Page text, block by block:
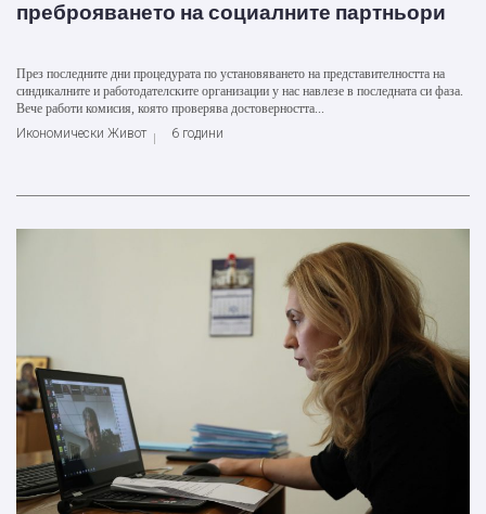
преброяването на социалните партньори
През последните дни процедурата по установяването на представителността на
синдикалните и работодателските организации у нас навлезе в последната си фаза.
Вече работи комисия, която проверява достоверността...
Икономически Живот
6 години